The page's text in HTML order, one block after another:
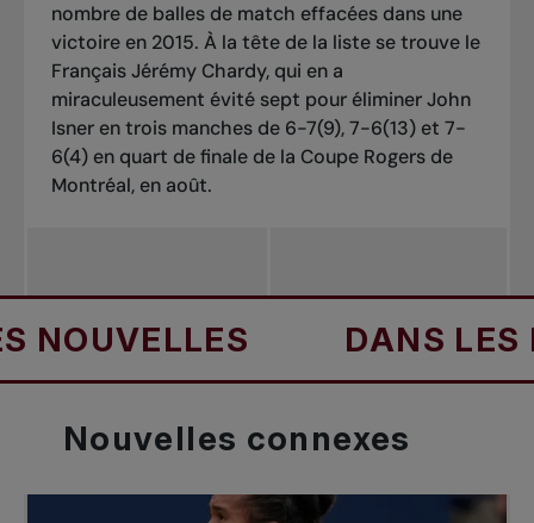
nombre de balles de match effacées dans une
victoire en 2015. À la tête de la liste se trouve le
Français Jérémy Chardy, qui en a
miraculeusement évité sept pour éliminer John
Isner en trois manches de 6-7(9), 7-6(13) et 7-
6(4) en quart de finale de la Coupe Rogers de
Montréal, en août.
DANS LES
Nouvelles connexes